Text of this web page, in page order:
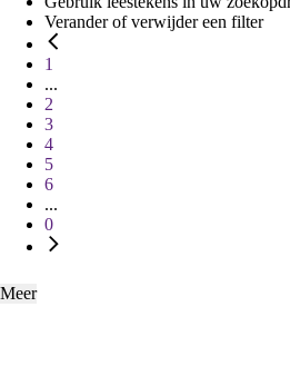
Verander of verwijder een filter
1
...
2
3
4
5
6
...
0
Meer